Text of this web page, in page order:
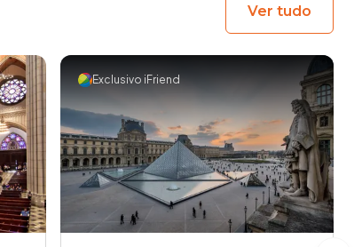
Ver tudo
Exclusivo iFriend